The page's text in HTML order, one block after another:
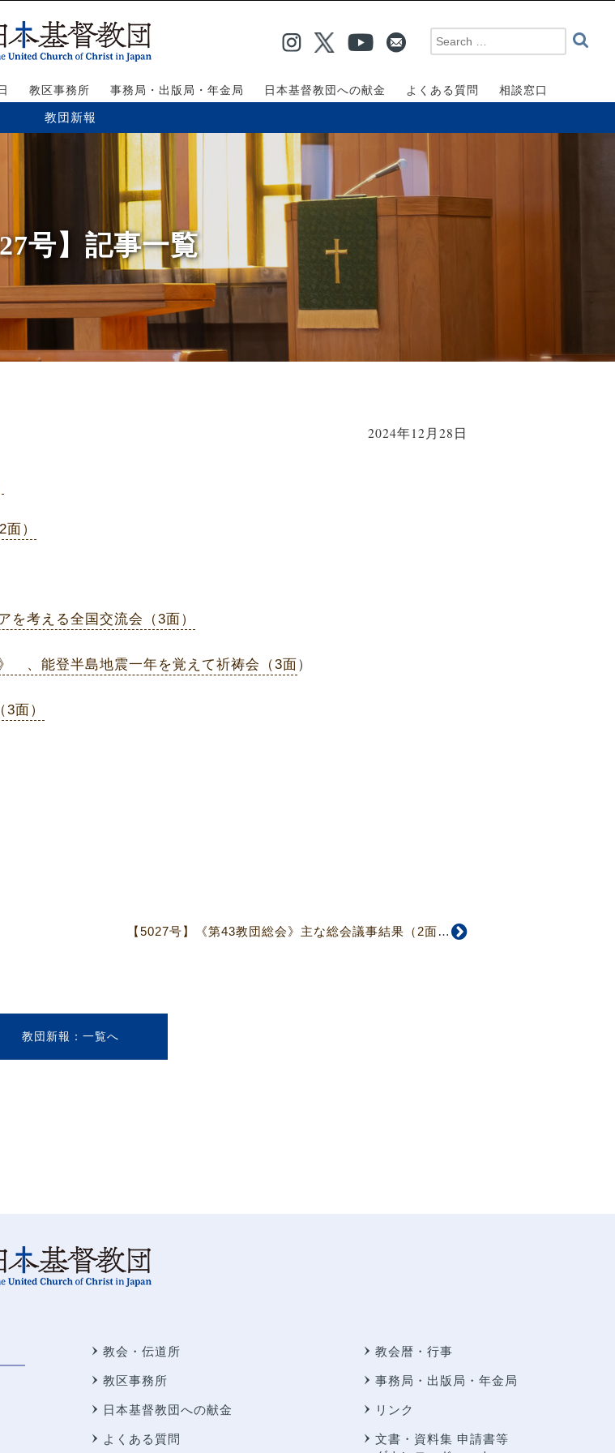
教区事務所 事務局・出版局・年金局 日本基督教団への献金 よくある質問 相談窓口
教団新報
号】記事一覧
2024年12月28日
）
を考える全国交流会（3面）
、能登半島地震一年を覚えて祈祷会（3面）
面）
【5027号】《第43教団総会》主な総会議事結果（2面）
教団新報
教会・伝道所
教区事務所
日本基督教団への献金
よくある質問
教会暦・行事
事務局・出版局・年金局
リンク
文書・資料集 申請書等